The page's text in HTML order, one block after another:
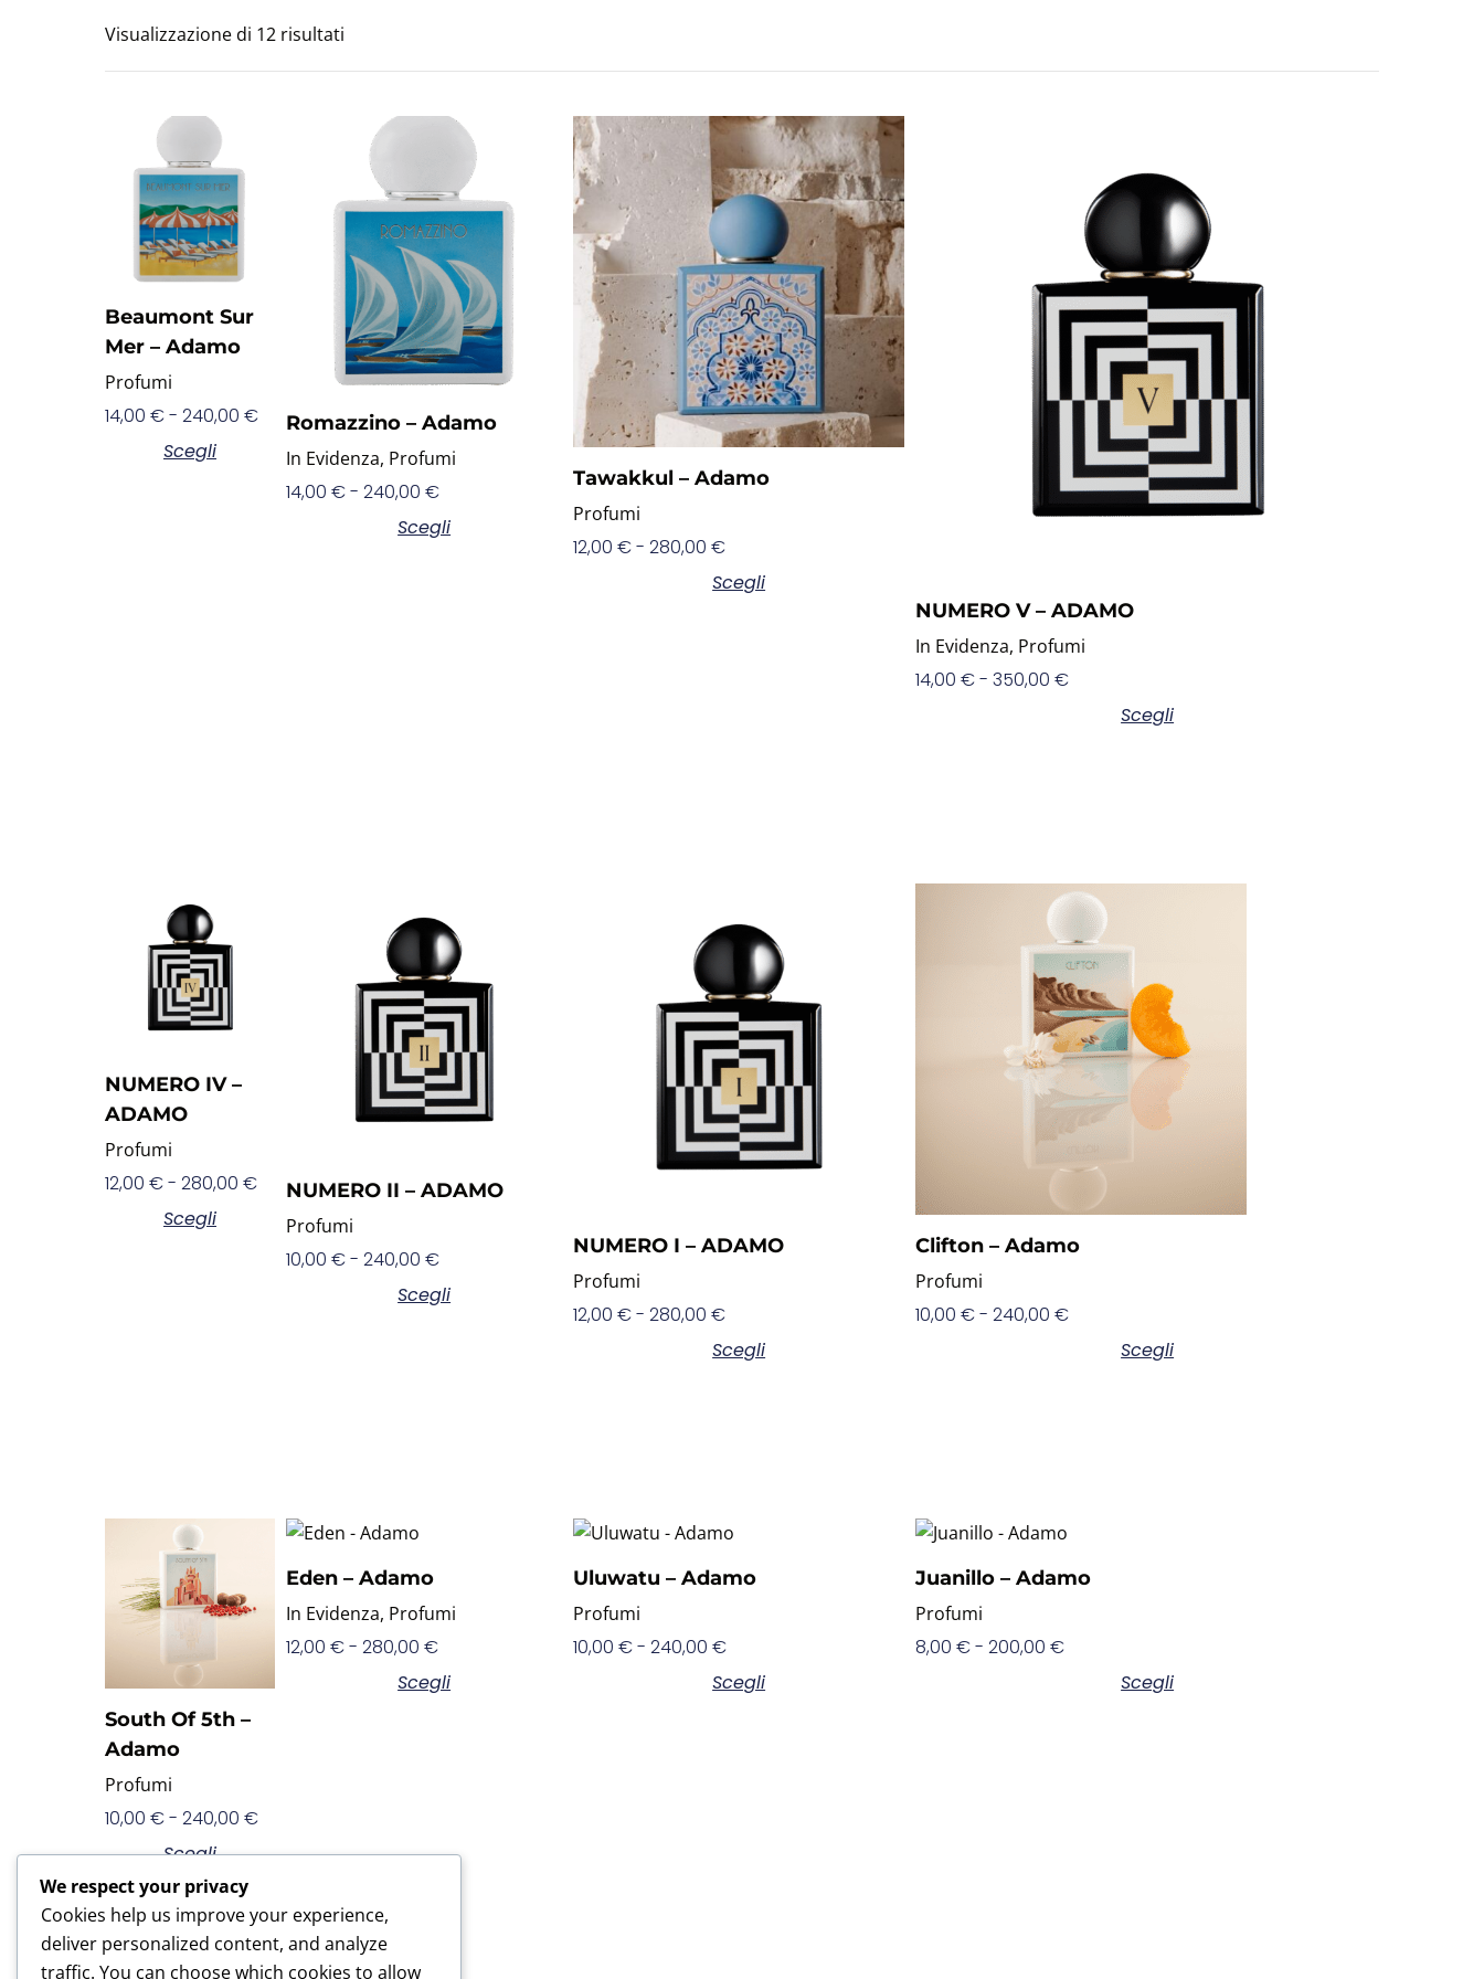
Visualizzazione di 12 risultati
Beaumont Sur
Mer – Adamo
Profumi
14,00 €- 240,00 €
Scegli
Romazzino – Adamo
In Evidenza, Profumi
14,00€- 240,00€
Scegli
Tawakkul – Adamo
Profumi
12,00€- 280,00€
Scegli
NUMERO V – ADAMO
In Evidenza, Profumi
14,00€- 350,00€
Scegli
NUMERO IV –
ADAMO
Profumi
12,00 €- 280,00 €
Scegli
NUMERO II – ADAMO
Profumi
10,00€- 240,00€
Scegli
NUMERO I – ADAMO
Profumi
12,00€- 280,00€
Scegli
Clifton – Adamo
Profumi
10,00€- 240,00€
Scegli
South Of 5th –
Adamo
Profumi
10,00 €- 240,00 €
Scegli
Eden – Adamo
In Evidenza, Profumi
12,00€- 280,00€
Scegli
Uluwatu – Adamo
Profumi
10,00€- 240,00€
Scegli
Juanillo – Adamo
Profumi
8,00€- 200,00€
Scegli
We respect your privacy
Cookies help us improve your experience,
deliver personalized content, and analyze
traffic. You can choose which cookies to allow